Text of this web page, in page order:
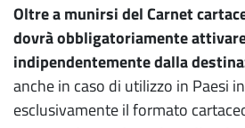
Oltre a munirsi del Carnet
dovrà obbligatoriamente
indipendentemente dalla
anche in caso di utilizzo in Paesi
esclusivamente il formato